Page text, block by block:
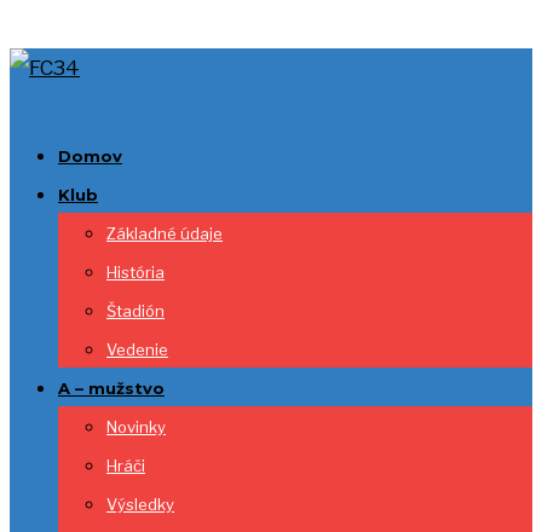
Domov
Klub
Základné údaje
História
Štadión
Vedenie
A – mužstvo
Novinky
Hráči
Výsledky